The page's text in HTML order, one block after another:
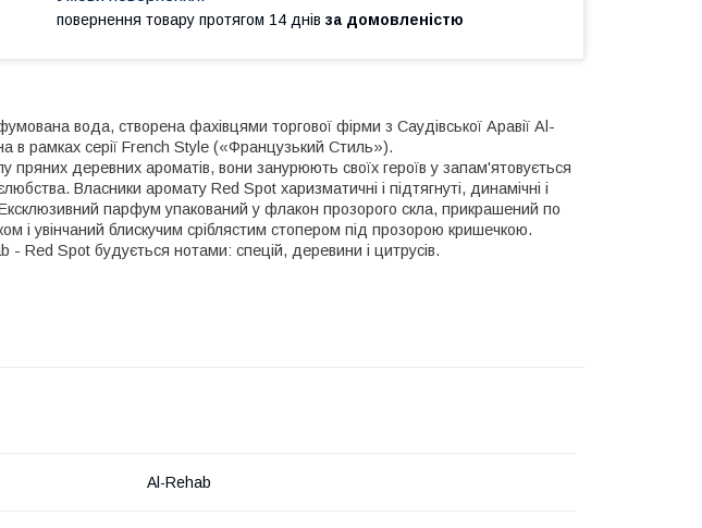
повернення товару протягом 14 днів за домовленістю
вода, створена фахівцями торгової фірми з Саудівської Аравії Al-
в рамках серії French Style(«Французький Стиль»).
деревних ароматів, вони занурюють своїх героїв у запам'ятовується
Власники аромату Red Spot харизматичні і підтягнуті, динамічні і
Ексклюзивний парфум упакований у флакон прозорого скла, прикрашений по
і увінчаний блискучим сріблястим стопером під прозорою кришечкою.
- Red Spot будується нотами: спецій, деревини і цитрусів.
Al-Rehab